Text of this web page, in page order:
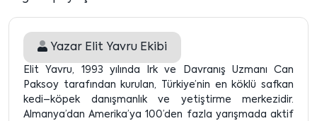
Yazar Elit Yavru Ekibi
Elit Yavru, 1993 yılında Irk ve Davranış Uzmanı Can
Paksoy tarafından kurulan, Türkiye’nin en köklü safkan
kedi–köpek danışmanlık ve yetiştirme merkezidir.
Almanya’dan Amerika’ya 100’den fazla yarışmada aktif